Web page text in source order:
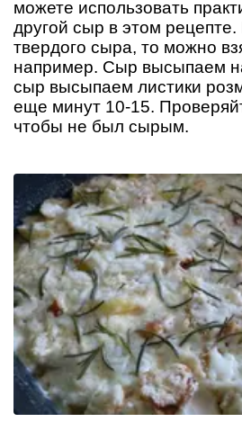
можете использовать
другой сыр в этом рецепте.
твердого сыра, то можно
например. Сыр высыпаем
сыр высыпаем листики
еще минут 10-15.
чтобы не был сырым.